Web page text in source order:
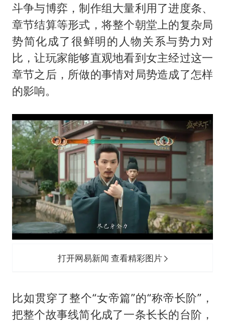
斗争与博弈，制作组大量利用了进度条、
章节结算等形式，将整个朝堂上的复杂局
势简化成了很鲜明的人物关系与势力对
比，让玩家能够直观地看到女主经过这一
章节之后，所做的事情对局势造成了怎样
的影响。
打开网易新闻 查看精彩图片
比如贯穿了整个“女帝篇”的“称帝长阶”，
把整个故事线简化成了一条长长的台阶，